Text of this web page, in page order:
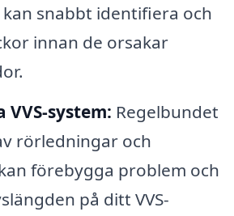
snabbt identifiera och
innan de orsakar
VVS-system: Regelbundet
rörledningar och
förebygga problem och
på ditt VVS-